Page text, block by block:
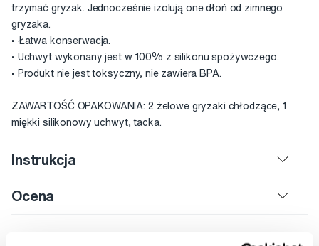
trzymać gryzak. Jednocześnie izolują one dłoń od zimnego
gryzaka.
• Łatwa konserwacja.
• Uchwyt wykonany jest w 100% z silikonu spożywczego.
• Produkt nie jest toksyczny, nie zawiera BPA.
ZAWARTOŚĆ OPAKOWANIA: 2 żelowe gryzaki chłodzące, 1
miękki silikonowy uchwyt, tacka.
Instrukcja
Ocena